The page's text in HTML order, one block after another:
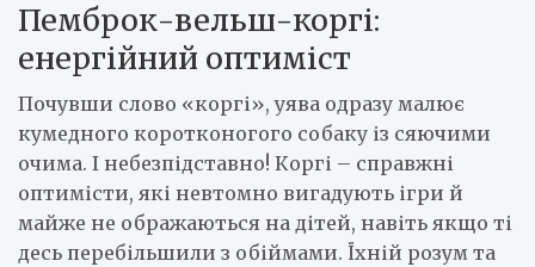
Пемброк-вельш-коргі:
енергійний оптиміст
Почувши слово «коргі», уява одразу малює
кумедного коротконогого собаку із сяючими
очима. І небезпідставно! Коргі – справжні
оптимісти, які невтомно вигадують ігри й
майже не ображаються на дітей, навіть якщо ті
десь перебільшили з обіймами. Їхній розум та